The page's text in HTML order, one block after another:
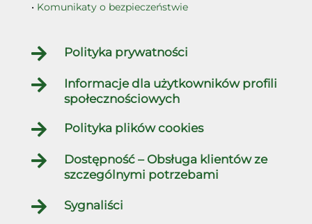
• Komunikaty o bezpieczeństwie
 Polityka prywatności

Informacje dla użytkowników profili
społecznościowych
 Polityka plików cookies

Dostępność – Obsługa klientów ze
szczególnymi potrzebami
 Sygnaliści